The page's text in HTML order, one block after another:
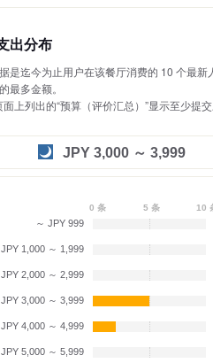
出分布
是迄今为止用户在该餐厅消费的 10 个最
最多金额。
上列出的“预算（评价汇总）”显示至少提交
JPY 3,000 ～ 3,999
0 条 5 条 10
～ JPY 999
JPY 1,000 ～ 1,999
JPY 2,000 ～ 2,999
JPY 3,000 ～ 3,999
JPY 4,000 ～ 4,999
JPY 5,000 ～ 5,999